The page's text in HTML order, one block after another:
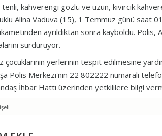
tenli, kahverengi gözlü ve uzun, kıvırcık
Alina Vaduva (15), 1 Temmuz günü saat
ayrıldıktan sonra kayboldu. Polis,
sürdürüyor.
çocuklarının yerlerinin tespit edilmesine
Polis Merkezi'nin 22 802222 numaralı
İhbar Hattı üzerinden yetkililere bilgi